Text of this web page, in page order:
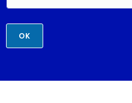
OK